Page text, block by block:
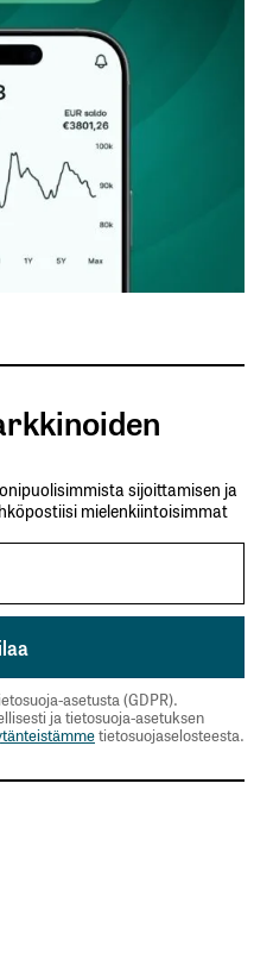
uutiskirje
sijoittamisen ja
mielenkiintoisimmat
asetusta (GDPR).
ja tietosuoja-asetuksen
tietosuojaselosteesta.